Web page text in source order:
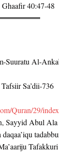
Ghaafir 40:47-48
Suuratu Al-
Sa’dii-736
Quran/29/
Sayyid Abul Ala
Tafakkuri